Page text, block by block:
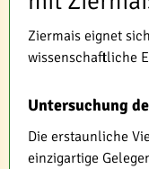
Ziermais eignet
wissenschaftliche
Untersuchung
Die erstaunliche
einzigartige